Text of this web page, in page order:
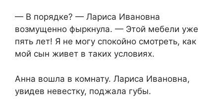
— В порядке? — Лариса Ивановна
возмущенно фыркнула. — Этой мебели уже
пять лет! Я не могу спокойно смотреть, как
мой сын живет в таких условиях.
Анна вошла в комнату. Лариса Ивановна,
увидев невестку, поджала губы.